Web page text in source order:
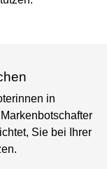
in
Sie bei Ihrer